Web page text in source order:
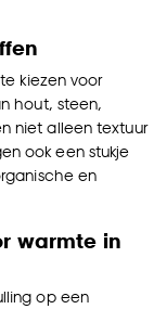
kiezen voor
hout, steen,
niet alleen textuur
ook een stukje
en
warmte in
op een